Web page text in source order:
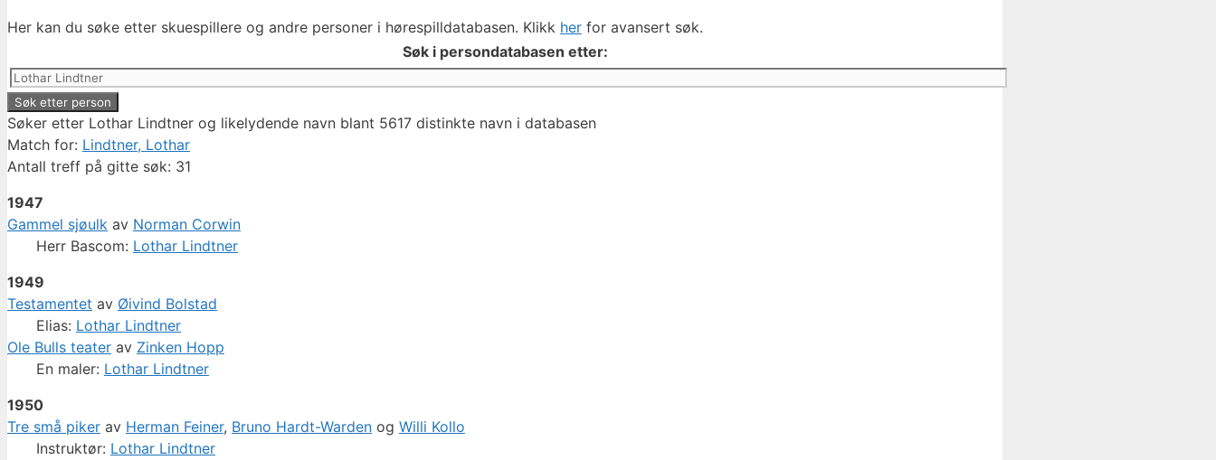
Her kan du søke etter skuespillere og andre personer i hørespilldatabasen. Klikk her for avansert søk.
Søk i persondatabasen etter:
Søker etter Lothar Lindtner og likelydende navn blant 5617 distinkte navn i databasen
Match for: Lindtner, Lothar
Antall treff på gitte søk: 31
1947
Gammel sjøulk av Norman Corwin
Herr Bascom: Lothar Lindtner
1949
Testamentet av Øivind Bolstad
Elias: Lothar Lindtner
Ole Bulls teater av Zinken Hopp
En maler: Lothar Lindtner
1950
Tre små piker av Herman Feiner, Bruno Hardt-Warden og Willi Kollo
Instruktør: Lothar Lindtner